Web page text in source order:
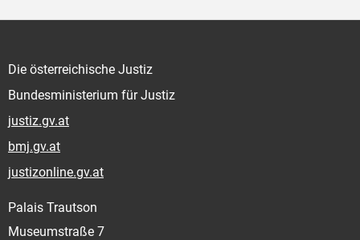
Die österreichische Justiz
Bundesministerium für Justiz
justiz.gv.at
bmj.gv.at
justizonline.gv.at
Palais Trautson
Museumstraße 7